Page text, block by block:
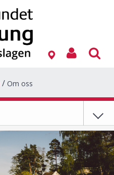
Om oss